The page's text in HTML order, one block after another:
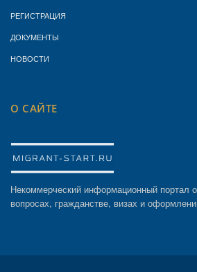
РЕГИСТРАЦИЯ
ДОКУМЕНТЫ
НОВОСТИ
О САЙТЕ
Некоммерческий информационный портал
вопросах, гражданстве, визах и